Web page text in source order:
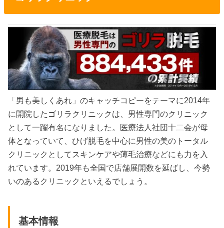
「男も美しくあれ」のキャッチコピーをテーマに2014年
に開院したゴリラクリニックは、男性専門のクリニック
として一躍有名になりました。医療法人社団十二会が母
体となっていて、ひげ脱毛を中心に男性の美のトータル
クリニックとしてスキンケアや薄毛治療などにも力を入
れています。2019年も全国で店舗展開数を延ばし、今勢
いのあるクリニックといえるでしょう。
基本情報